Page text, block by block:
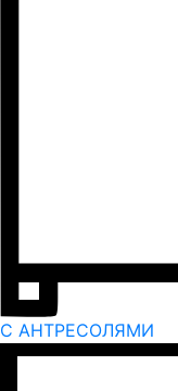
С АНТРЕСОЛЯМИ